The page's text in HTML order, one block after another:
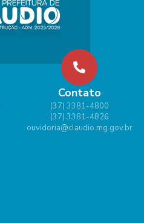
Contato
(37) 3381-4800
(37) 3381-4826
ouvidoria@claudio.mg.gov.br